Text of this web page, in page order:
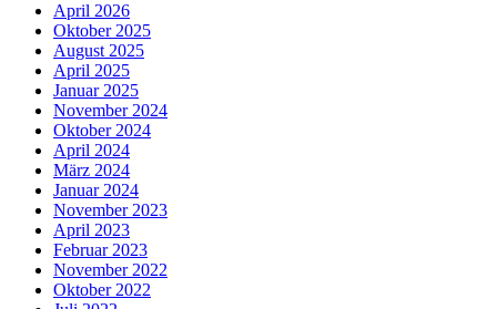
April 2026
Oktober 2025
August 2025
April 2025
Januar 2025
November 2024
Oktober 2024
April 2024
März 2024
Januar 2024
November 2023
April 2023
Februar 2023
November 2022
Oktober 2022